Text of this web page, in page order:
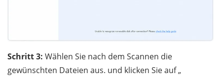
Schritt 3: Wählen Sie nach dem Scannen die
gewünschten Dateien aus. und klicken Sie auf „